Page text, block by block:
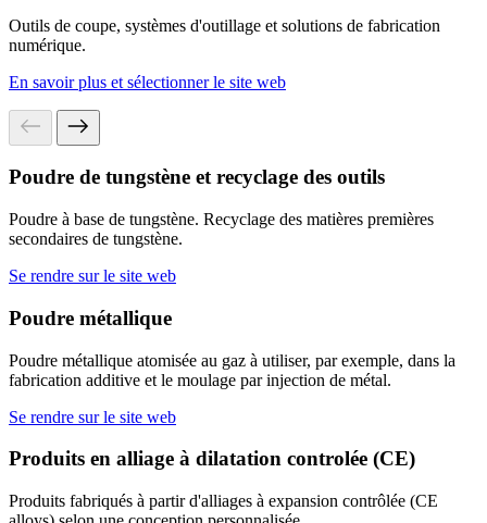
Outils de coupe, systèmes d'outillage et solutions de fabrication
numérique.
En savoir plus et sélectionner le site web
Poudre de tungstène et recyclage des outils
Poudre à base de tungstène. Recyclage des matières premières
secondaires de tungstène.
Se rendre sur le site web
Poudre métallique
Poudre métallique atomisée au gaz à utiliser, par exemple, dans la
fabrication additive et le moulage par injection de métal.
Se rendre sur le site web
Produits en alliage à dilatation controlée (CE)
Produits fabriqués à partir d'alliages à expansion contrôlée (CE